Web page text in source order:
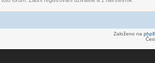
Založeno na